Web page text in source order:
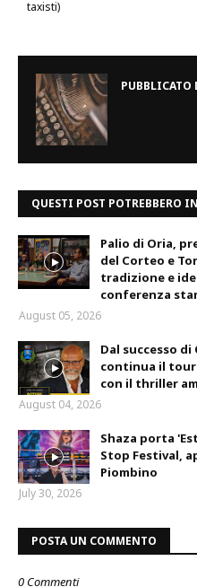
taxisti)
PUBBLICATO
QUESTI POST POTREBBERO
Palio di Oria,
del Corteo e
tradizione e
conferenza
August 05, 2026
Dal successo di
continua il tour
con il thriller
August 04, 2026
Shaza porta
Stop Festival,
Piombino
July 30, 2026
POSTA UN COMMENTO
0 Commenti